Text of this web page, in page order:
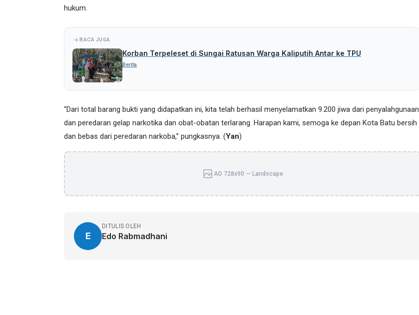
hukum.
BACA JUGA
Korban Terpeleset di Sungai Ratusan Warga Kaliputih Antar ke TPU
Berita
“Dari total barang bukti yang didapatkan ini, kita telah berhasil menyelamatkan 9.200 jiwa dari penyalahgunaan
dan peredaran gelap narkotika dan obat-obatan terlarang. Harapan kami, semoga ke depan Kota Batu bersih
dan bebas dari peredaran narkoba,” pungkasnya. (Yan)
AD 728x90 — Landscape
E
DITULIS OLEH
Edo Rabmadhani